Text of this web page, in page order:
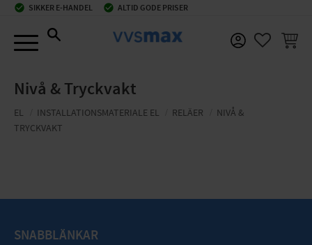
check_circle SIKKER E-HANDEL check_circle ALTID GODE PRISER
Nivå & Tryckvakt
EL INSTALLATIONSMATERIALE EL RELÄER
NIVÅ &
TRYCKVAKT
SNABBLÄNKAR